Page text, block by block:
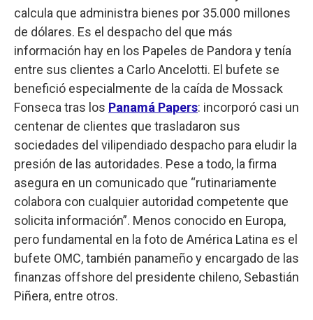
calcula que administra bienes por 35.000 millones
de dólares. Es el despacho del que más
información hay en los Papeles de Pandora y tenía
entre sus clientes a Carlo Ancelotti. El bufete se
benefició especialmente de la caída de Mossack
Fonseca tras los Panamá Papers: incorporó casi un
centenar de clientes que trasladaron sus
sociedades del vilipendiado despacho para eludir la
presión de las autoridades. Pese a todo, la firma
asegura en un comunicado que “rutinariamente
colabora con cualquier autoridad competente que
solicita información”. Menos conocido en Europa,
pero fundamental en la foto de América Latina es el
bufete OMC, también panameño y encargado de las
finanzas offshore del presidente chileno, Sebastián
Piñera, entre otros.